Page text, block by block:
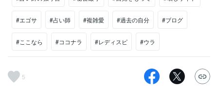
#エゴサ #占い師 #複雑愛 #過去の自分 #ブログ
#ここなら #ココナラ #レディスピ #ウラ
5